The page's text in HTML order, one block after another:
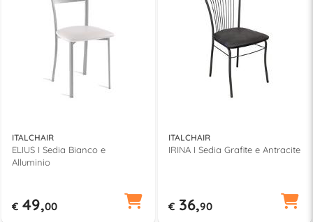
ITALCHAIR
ELIUS I Sedia Bianco e
Alluminio
€ 49,00
ITALCHAIR
IRINA I Sedia Grafite e Antracite
€ 36,90